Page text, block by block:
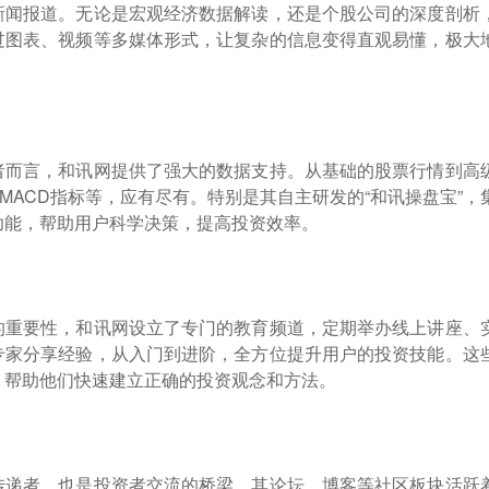
报道。无论是宏观经济数据解读，还是个股公司的深度剖析
表、视频等多媒体形式，让复杂的信息变得直观易懂，极大
言，和讯网提供了强大的数据支持。从基础的股票行情到高
指标等，应有尽有。特别是其自主研发的“和讯操盘宝”，
，帮助用户科学决策，提高投资效率。
要性，和讯网设立了专门的教育频道，定期举办线上讲座、
分享经验，从入门到进阶，全方位提升用户的投资技能。这
助他们快速建立正确的投资观念和方法。